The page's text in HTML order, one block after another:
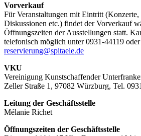
Vorverkauf
Für Veranstaltungen mit Eintritt (Konzerte,
Diskussionen etc.) findet der Vorverkauf
Öffnungszeiten der Ausstellungen statt.
telefonisch möglich unter 0931-44119
reservierung@spitaele.de
VKU
Vereinigung Kunstschaffender
Zeller Straße 1, 97082 Würzburg, Tel.
Leitung der Geschäftsstelle
Mélanie Richet
Öffnungszeiten der Geschäftsstelle